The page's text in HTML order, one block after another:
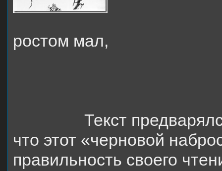
ростом мал,
Текст
что этот «черновой
правильность своего